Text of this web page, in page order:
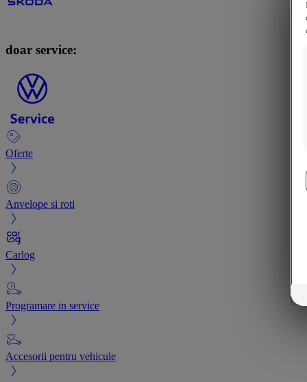
doar service:
Oferte
Anvelope si roti
Carlog
Programare in service
Accesorii pentru vehicule